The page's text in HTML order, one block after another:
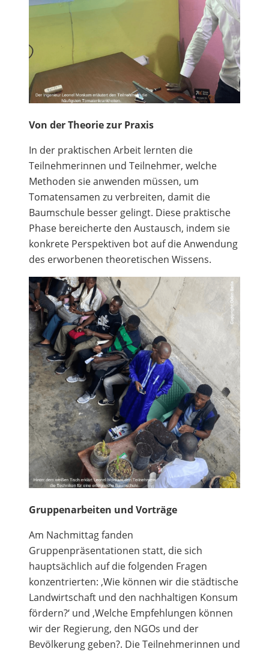
Von der Theorie zur Praxis
In der praktischen Arbeit lernten die
Teilnehmerinnen und Teilnehmer, welche
Methoden sie anwenden müssen, um
Tomatensamen zu verbreiten, damit die
Baumschule besser gelingt. Diese praktische
Phase bereicherte den Austausch, indem sie
konkrete Perspektiven botauf die Anwendung
des erworbenen theoretischen Wissens.
Gruppenarbeiten und Vorträge
Am Nachmittag fanden
Gruppenpräsentationen statt, die sich
hauptsächlich auf die folgenden Fragen
konzentrierten: ‚Wie können wir die städtische
Landwirtschaft und den nachhaltigen Konsum
fördern?‘ und ‚Welche Empfehlungen können
wir der Regierung, den NGOs und der
Bevölkerung geben?. Die Teilnehmerinnen und